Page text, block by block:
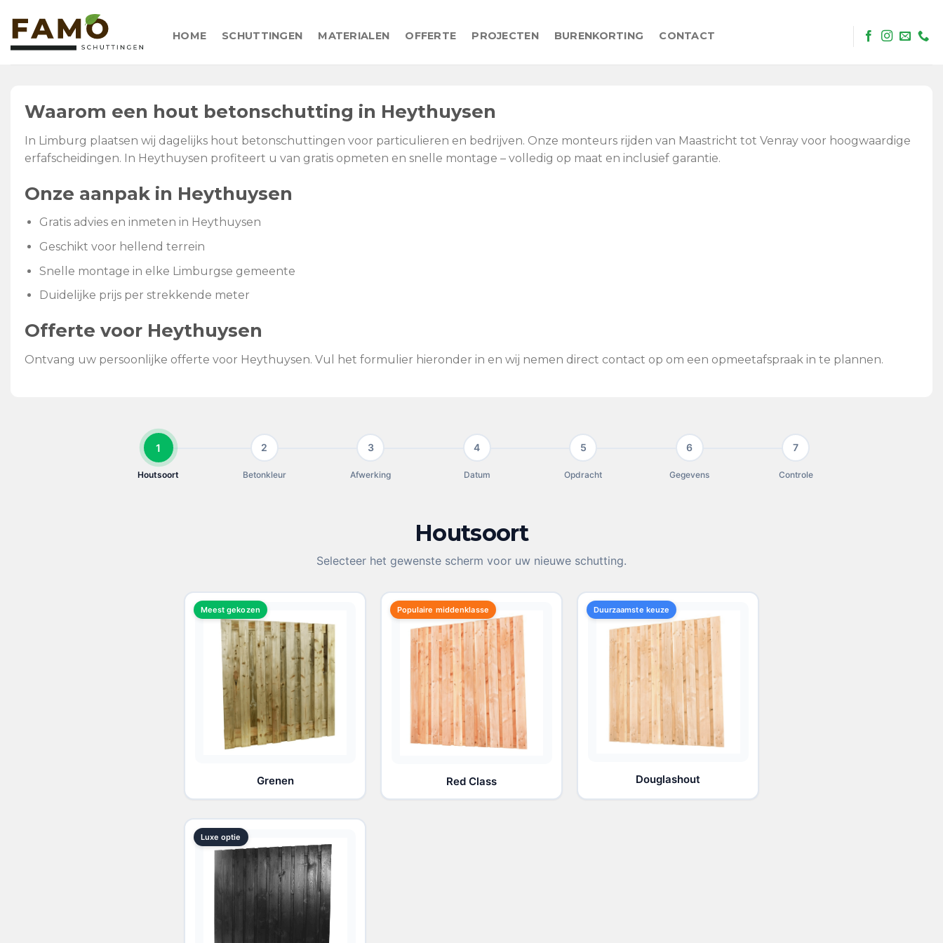
content
HOME SCHUTTINGEN MATERIALEN OFFERTE PROJECTEN BURENKORTING CONTACT
Waarom een hout betonschutting in Heythuysen
In Limburg plaatsen wij dagelijks hout betonschuttingen voor particulieren en bedrijven. Onze monteurs rijden van Maastricht tot Venray voor hoogwaardige
erfafscheidingen. In Heythuysen profiteert u van gratis opmeten en snelle montage – volledig op maat en inclusief garantie.
Onze aanpak in Heythuysen
Gratis advies en inmeten in Heythuysen
Geschikt voor hellend terrein
Snelle montage in elke Limburgse gemeente
Duidelijke prijs per strekkende meter
Offerte voor Heythuysen
Ontvang uw persoonlijke offerte voor Heythuysen. Vul het formulier hieronder in en wij nemen direct contact op om een opmeetafspraak in te plannen.
1
Houtsoort
2
Betonkleur
3
Afwerking
4
Datum
5
Opdracht
6
Gegevens
7
Controle
Houtsoort
Selecteer het gewenste scherm voor uw nieuwe schutting.
Meest gekozen
Grenen
Populaire middenklasse
Red Class
Duurzaamste keuze
Douglashout
Luxe optie